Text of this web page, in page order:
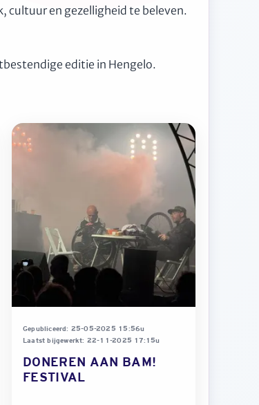
cultuur en gezelligheid te beleven.
editie in Hengelo.
Gepubliceerd: 25-05-2025 15:56u
Laatst bijgewerkt: 22-11-2025 17:15u
DONEREN AAN BAM!
FESTIVAL